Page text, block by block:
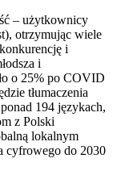
– użytkownicy
otrzymując wiele
i
i
o 25% po COVID
tłumaczenia
194 językach,
z Polski
lokalnym
cyfrowego do 2030